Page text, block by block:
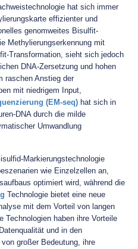
hat sich immer
effizienter und
genomweites Bisulfit-
Methylierungserkennung mit
Transformation, sieht sich jedoch
DNA-Zersetzung und hohen
raschen Anstieg der
mit niedrigem Input,
(EM-seq) hat sich in
DNA durch die milde
Umwandlung
Markierungstechnologie
wie Einzelzellen an,
optimiert wird, während die
Technologie bietet eine neue
mit dem Vorteil von langen
Technologien haben ihre Vorteile
und in den
großer Bedeutung, ihre